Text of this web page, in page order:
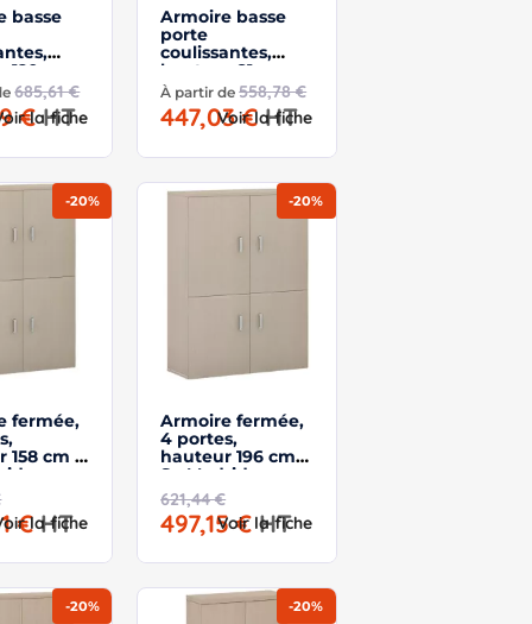
basse
cm –
685,61 €
€HT
la fiche
Armoire basse
porte
coulissantes,
hauteur 81 cm –
So Madrid
À partir de558,78 €
447,03 €HT
Voir la fiche
fermée,
158 cm –
€HT
la fiche
-20%
Armoire fermée,
4 portes,
hauteur 196 cm –
So Madrid
621,44 €
497,15 €HT
Voir la fiche
-20%
-20% -20%